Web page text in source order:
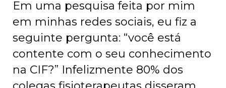
Em uma pesquisa feita por mim
em minhas redes sociais, eu fiz a
seguinte pergunta: “você está
contente com o seu conhecimento
na CIF?” Infelizmente 80% dos